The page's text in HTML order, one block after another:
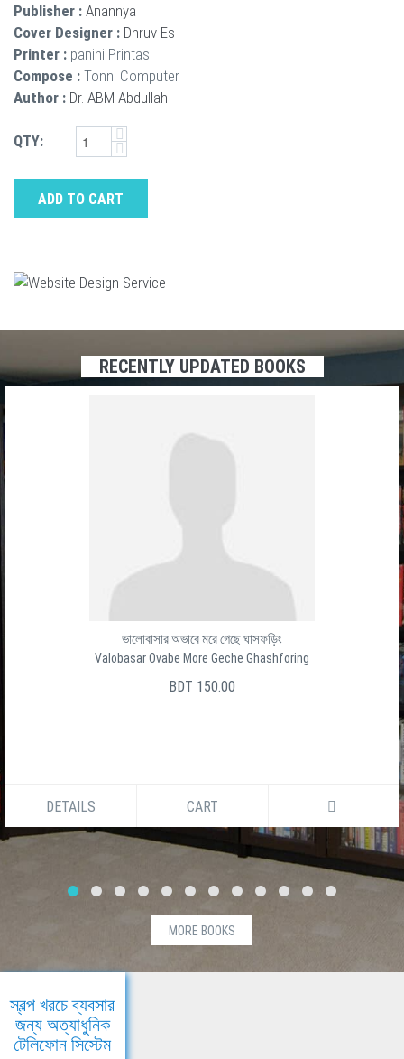
Publisher : Anannya
Cover Designer : Dhruv Es
Printer : panini Printas
Compose : Tonni Computer
Author : Dr. ABM Abdullah
QTY:
ADD TO CART
RECENTLY UPDATED BOOKS
ভালোবাসার অভাবে মরে গেছে ঘাসফড়িং
Valobasar Ovabe More Geche Ghashforing
BDT 150.00
DETAILS CART
MORE BOOKS
স্বল্প খরচে ব্যবসার
জন্য অত্যাধুনিক
টেলিফোন সিস্টেম